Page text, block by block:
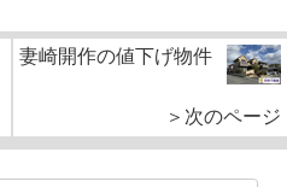
妻崎開作の値下げ物件
＞次のページ